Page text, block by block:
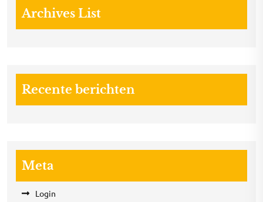
Archives List
Recente berichten
Meta
Login